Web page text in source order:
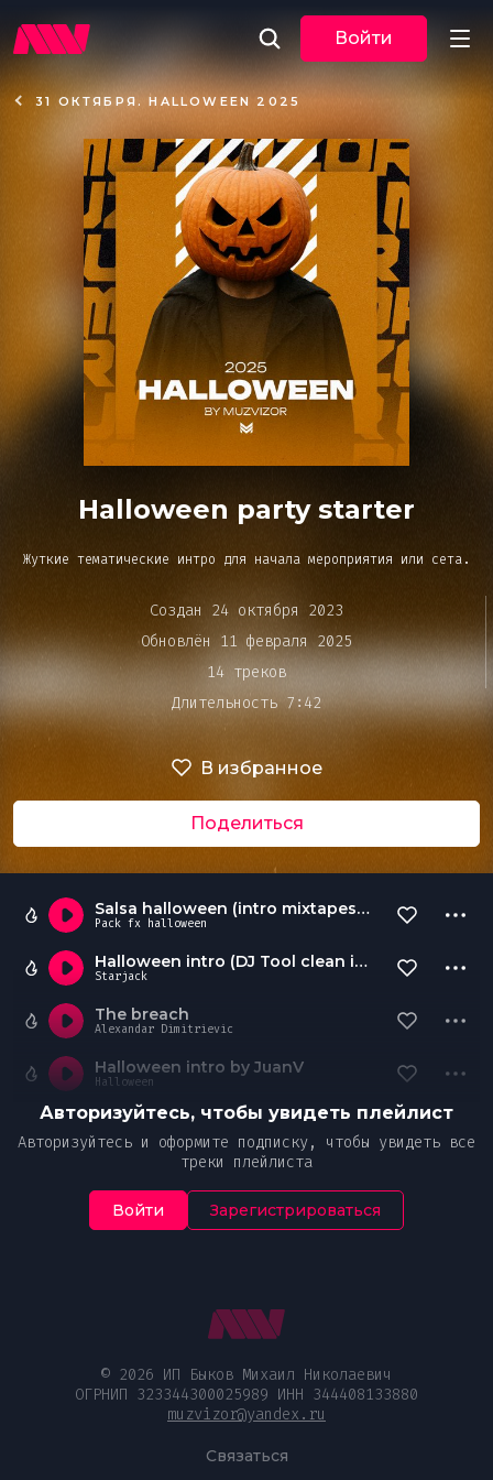
Музыка
По трекам
По жанрам
Плейлисты
Event
Bar&Club
Mainstage
Эдиторы
DJ BATTLE
Войти
31 ОКТЯБРЯ. HALLOWEEN 2025
Halloween party starter
Жуткие тематические интро для начала мероприятия или сета.
Создан 24 октября 2023
Обновлён 11 февраля 2025
14 треков
Длительность 7:42
В избранное
Поделиться
Salsa halloween (intro mixtapes & live)
Pack fx halloween
Halloween intro (DJ Tool clean instrumental version)
Starjack
The breach
Alexandar Dimitrievic
Halloween intro by JuanV
Halloween
Авторизуйтесь, чтобы увидеть плейлист
Авторизуйтесь и оформите подписку, чтобы увидеть все
треки плейлиста
Войти Зарегистрироваться
воспроизведения
© 2026 ИП Быков Михаил Николаевич
ОГРНИП 323344300025989 ИНН 344408133880
muzvizor@yandex.ru
Связаться